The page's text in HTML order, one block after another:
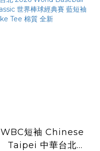
WBC短袖 Chinese
Taipei 中華台北